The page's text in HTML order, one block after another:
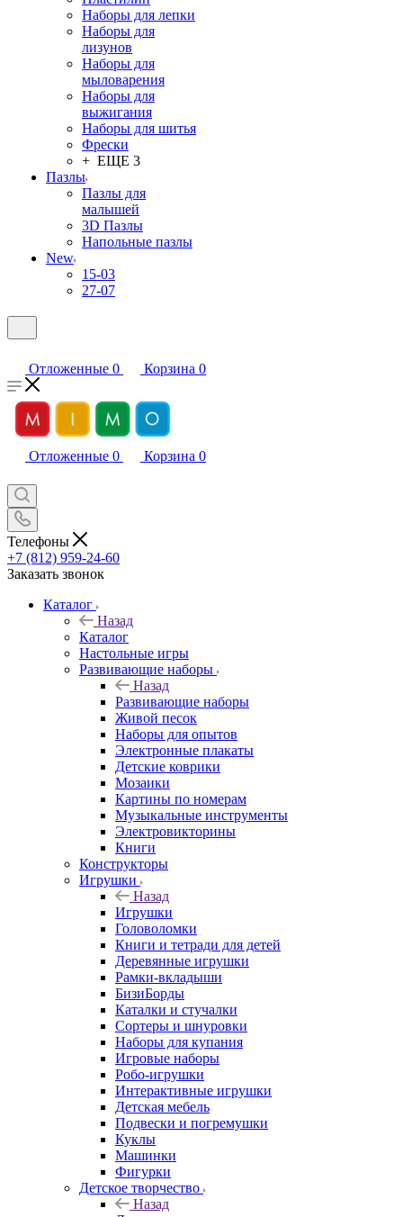
Наборы для лепки
Наборы для
лизунов
Наборы для
мыловарения
Наборы для
выжигания
Наборы для шитья
Фрески
+ ЕЩЕ 3
Пазлы
Пазлы для
малышей
3D Пазлы
Напольные пазлы
New
15-03
27-07
Отложенные 0 Корзина 0
Отложенные 0 Корзина 0
Телефоны
+7 (812) 959-24-60
Заказать звонок
Каталог
Назад
Каталог
Настольные игры
Развивающие наборы
Назад
Развивающие наборы
Живой песок
Наборы для опытов
Электронные плакаты
Детские коврики
Мозаики
Картины по номерам
Музыкальные инструменты
Электровикторины
Книги
Конструкторы
Игрушки
Назад
Игрушки
Головоломки
Книги и тетради для детей
Деревянные игрушки
Рамки-вкладыши
БизиБорды
Каталки и стучалки
Сортеры и шнуровки
Наборы для купания
Игровые наборы
Робо-игрушки
Интерактивные игрушки
Детская мебель
Подвески и погремушки
Куклы
Машинки
Фигурки
Детское творчество
Назад